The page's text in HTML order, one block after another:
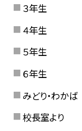
３年生
４年生
５年生
６年生
みどり・わかば
校長室より